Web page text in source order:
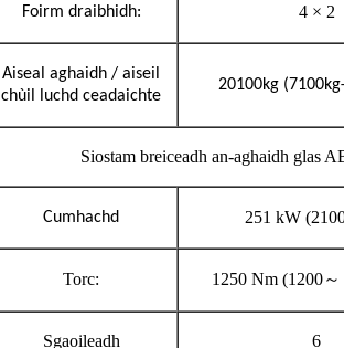
Foirm draibhidh: 4 × 2
Aiseal aghaidh / aiseil
chùil luchd ceadaichte
20100kg
Siostam breiceadh an-aghaidh glas
Cumhachd 251 kW
Torc: 1250 Nm (1200
Sgaoileadh 6